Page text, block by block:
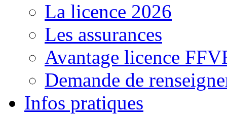
La licence 2026
Les assurances
Avantage licence
Demande de
Infos pratiques